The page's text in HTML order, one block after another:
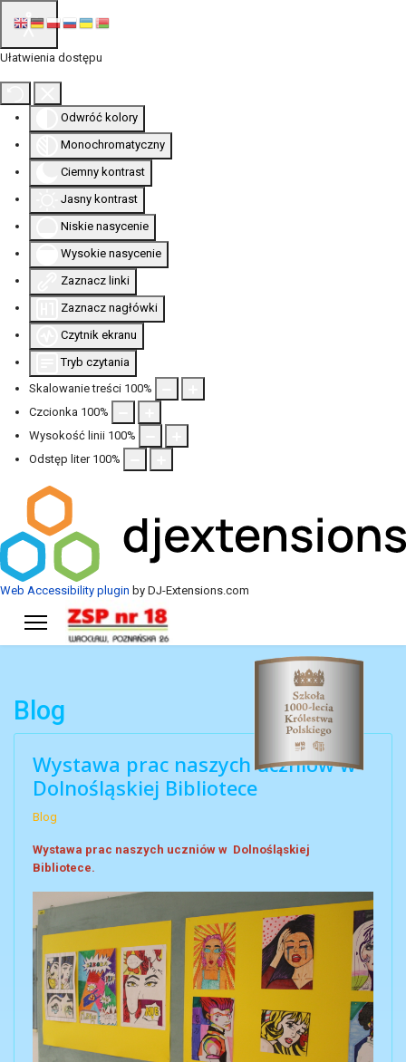
Ułatwienia dostępu
Odwróć kolory
Monochromatyczny
Ciemny kontrast
Jasny kontrast
Niskie nasycenie
Wysokie nasycenie
Zaznacz linki
Zaznacz nagłówki
Czytnik ekranu
Tryb czytania
Skalowanie treści 100%
Czcionka 100%
Wysokość linii 100%
Odstęp liter 100%
Web Accessibility plugin by DJ-Extensions.com
Blog
Wystawa prac naszych uczniów w
Dolnośląskiej Bibliotece
Blog
Wystawa prac naszych uczniów w Dolnośląskiej
Bibliotece.